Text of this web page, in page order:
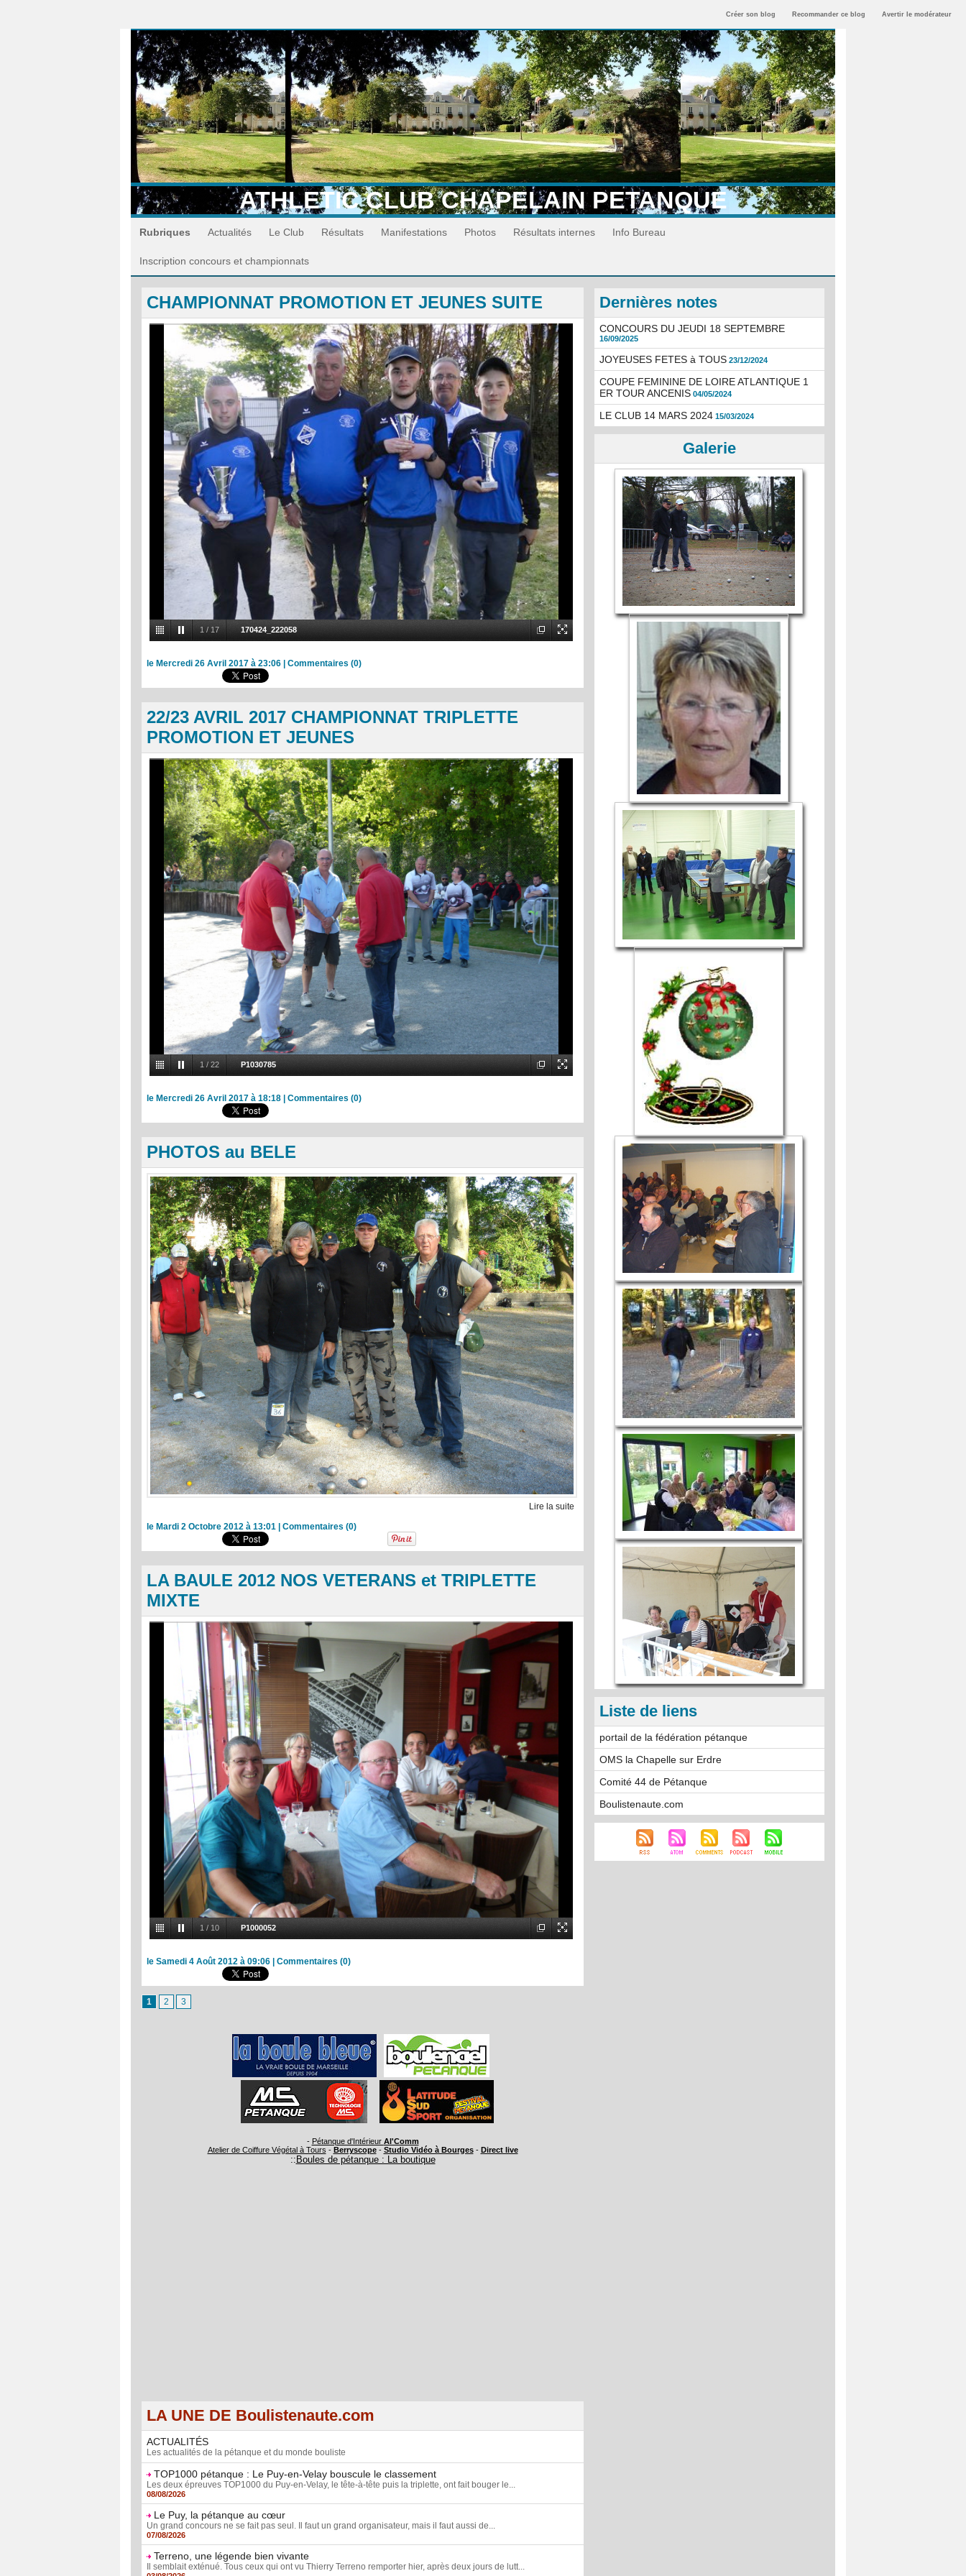
Créer son blog Recommander ce blog Avertir le modérateur
ATHLETIC CLUB CHAPELAIN PETANQUE
Rubriques Actualités Le Club Résultats Manifestations Photos Résultats internes Info Bureau
Inscription concours et championnats
CHAMPIONNAT PROMOTION ET JEUNES SUITE
1 / 17 170424_222058
le Mercredi 26 Avril 2017 à 23:06 Commentaires (0)
22/23 AVRIL 2017 CHAMPIONNAT TRIPLETTE
PROMOTION ET JEUNES
1 / 22 P1030785
le Mercredi 26 Avril 2017 à 18:18 Commentaires (0)
PHOTOS au BELE
Lire la suite
le Mardi 2 Octobre 2012 à 13:01 | Commentaires (0)
LA BAULE 2012 NOS VETERANS et TRIPLETTE
MIXTE
1 / 10 P1000052
le Samedi 4 Août 2012 à 09:06 | Commentaires (0)
1 2 3
- Pétanque d'Intérieur Al'Comm
Atelier de Coiffure Végétal à Tours - Berryscope- Studio Vidéo à Bourges- Direct live
:: Boules de pétanque : La boutique
LA UNE DE Boulistenaute.com
ACTUALITÉS
Les actualités de la pétanque et du monde bouliste
TOP1000 pétanque : Le Puy-en-Velay bouscule le classement
Les deux épreuves TOP1000 du Puy-en-Velay, le tête-à-tête puis la triplette, ont fait bouger le...
08/08/2026
Le Puy, la pétanque au cœur
Un grand concours ne se fait pas seul. Il faut un grand organisateur, mais il faut aussi de...
07/08/2026
Terreno, une légende bien vivante
Il semblait exténué. Tous ceux qui ont vu Thierry Terreno remporter hier, après deux jours de lutt...
Dernières notes
CONCOURS DU JEUDI 18 SEPTEMBRE
16/09/2025
JOYEUSES FETES à TOUS 23/12/2024
COUPE FEMININE DE LOIRE ATLANTIQUE 1
ER TOUR ANCENIS 04/05/2024
LE CLUB 14 MARS 2024 15/03/2024
Galerie
Liste de liens
portail de la fédération pétanque
OMS la Chapelle sur Erdre
Comité 44 de Pétanque
Boulistenaute.com